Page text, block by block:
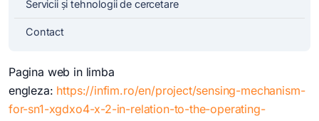
Servicii și tehnologii de cercetare
Contact
Pagina web in limba
engleza: https://infim.ro/en/project/sensing-mechanism-
for-sn1-xgdxo4-x-2-in-relation-to-the-operating-